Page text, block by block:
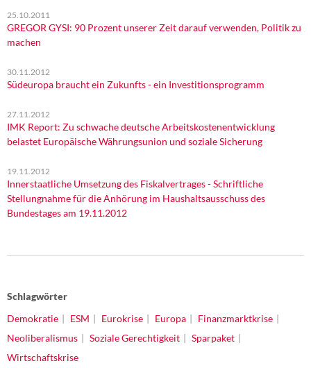
25.10.2011
GREGOR GYSI: 90 Prozent unserer Zeit darauf verwenden, Politik zu
machen
30.11.2012
Südeuropa braucht ein Zukunfts - ein Investitionsprogramm
27.11.2012
IMK Report: Zu schwache deutsche Arbeitskostenentwicklung
belastet Europäische Währungsunion und soziale Sicherung
19.11.2012
Innerstaatliche Umsetzung des Fiskalvertrages - Schriftliche
Stellungnahme für die Anhörung im Haushaltsausschuss des
Bundestages am 19.11.2012
Schlagwörter
Demokratie
ESM Eurokrise Europa
Finanzmarktkrise
Neoliberalismus
Soziale Gerechtigkeit
Sparpaket
Wirtschaftskrise